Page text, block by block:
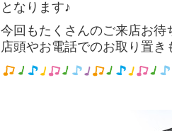
となります♪
今回もたくさんのご来店お待
店頭やお電話でのお取り置き